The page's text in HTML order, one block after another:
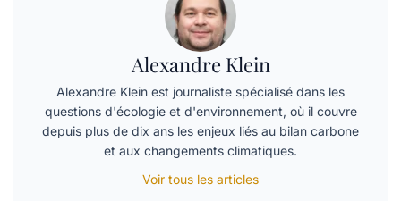
Alexandre Klein
Alexandre Klein est journaliste spécialisé dans les
questions d'écologie et d'environnement, où il couvre
depuis plus de dix ans les enjeux liés au bilan carbone
et aux changements climatiques.
Voir tous les articles